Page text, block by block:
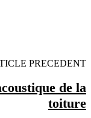
PRECEDENT
de la
toiture